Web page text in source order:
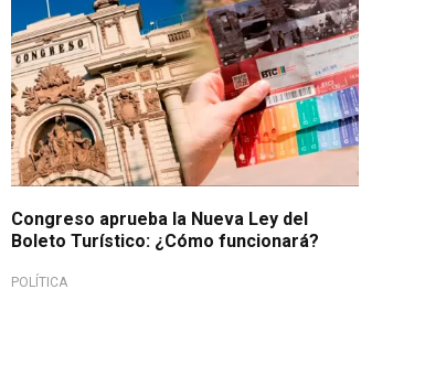
Congreso aprueba la Nueva Ley del
Boleto Turístico: ¿Cómo funcionará?
POLÍTICA